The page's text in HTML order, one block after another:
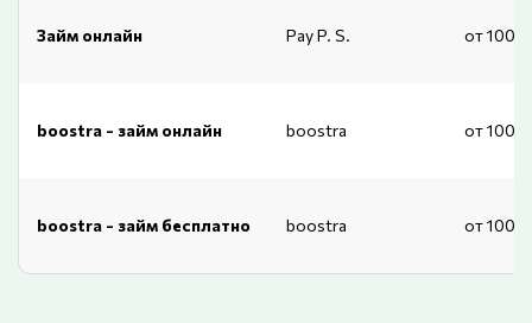
Займ онлайн Pay P. S. от
boostra - займ онлайн boostra от
boostra - займ бесплатно boostra от